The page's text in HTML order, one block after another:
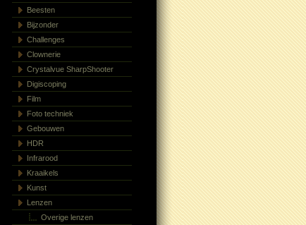
Beesten
Bijzonder
Challenges
Clownerie
Crystalvue SharpShooter
Digiscoping
Film
Foto techniek
Gebouwen
HDR
Infrarood
Kraaikels
Kunst
Lenzen
Overige lenzen